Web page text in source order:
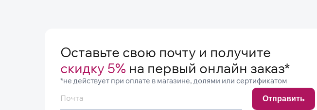
Оставьте свою почту и получите
скидку 5% на первый онлайн заказ*
*не действует при оплате в магазине, долями или сертификатом
Отправить